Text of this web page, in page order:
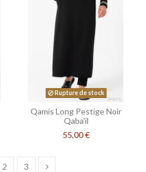
Rupture de stock
Qamis Long Pestige Noir
Qaba'il
55,00 €
2 3